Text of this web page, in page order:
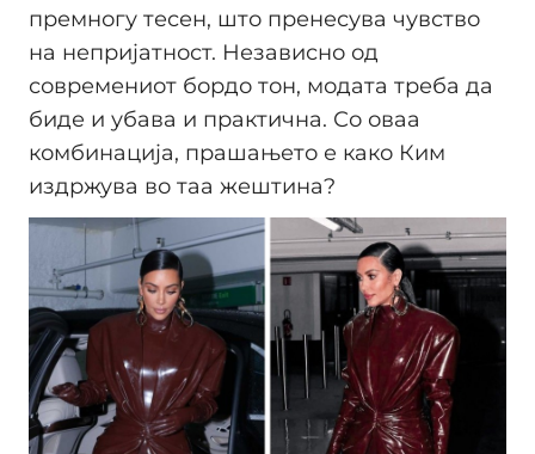
премногу тесен, што пренесува чувство
на непријатност. Независно од
современиот бордо тон, модата треба да
биде и убава и практична. Со оваа
комбинација, прашањето е како Ким
издржува во таа жештина?